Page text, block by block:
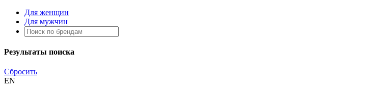
Для женщин
Для мужчин
Результаты поиска
Сбросить
EN